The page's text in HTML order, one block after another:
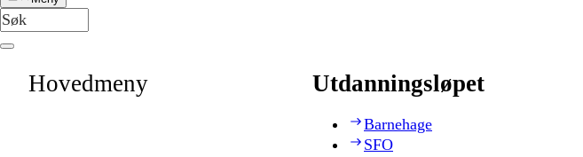
Hovedmeny Utdanningsløpet
Barnehage
SFO